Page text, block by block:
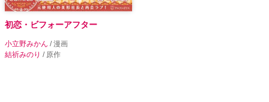
初恋・ビフォーアフター
小立野みかん / 漫画
結祈みのり / 原作